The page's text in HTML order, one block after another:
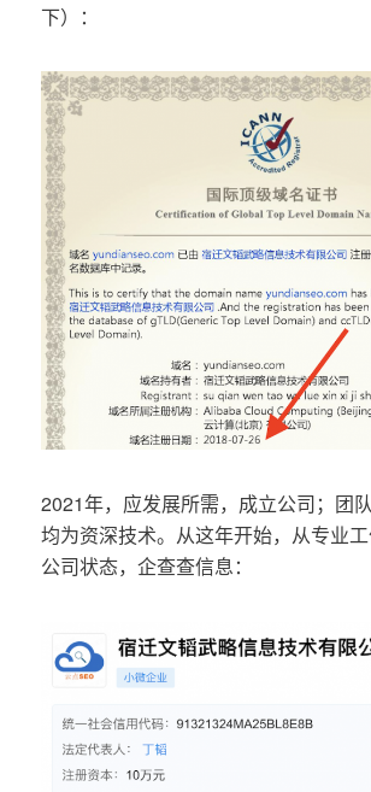
下）：
2021年，应发展所需，成立公司；团
均为资深技术。从这年开始，从专业
公司状态，企查查信息：